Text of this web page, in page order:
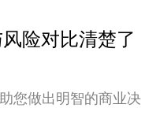
险对比清楚了
您做出明智的商业决